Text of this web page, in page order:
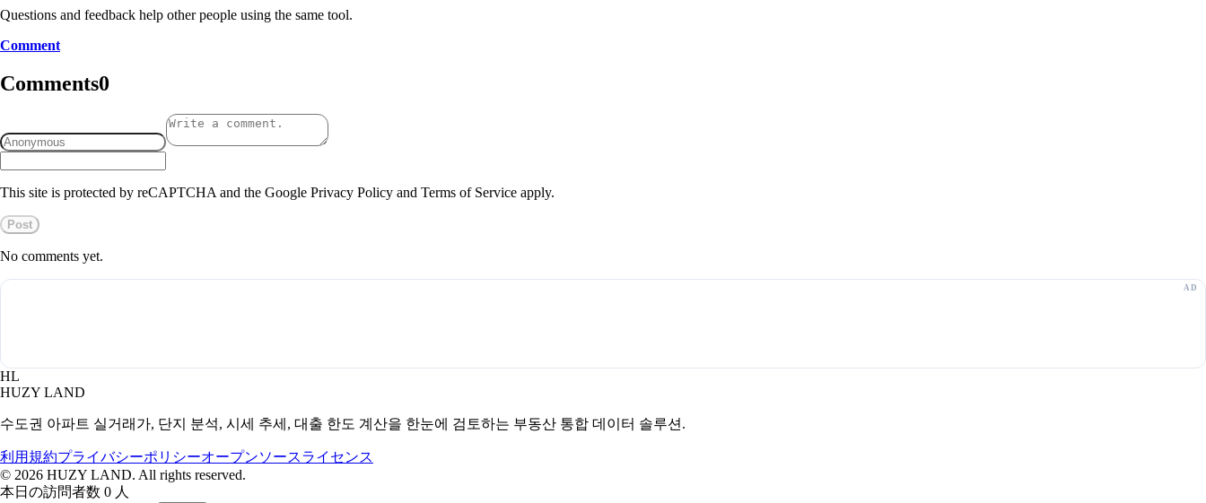
Questions and feedback help other people using the same tool.
Comment
Comments0
This site is protected by reCAPTCHA and the Google Privacy Policy and Terms of Service apply.
Post
No comments yet.
HL
HUZY LAND
수도권 아파트 실거래가, 단지 분석, 시세 추세, 대출 한도 계산을 한눈에 검토하는 부동산 통합 데이터 솔루션.
利用規約プライバシーポリシーオープンソースライセンス
© 2026 HUZY LAND. All rights reserved.
本日の訪問者数 0 人